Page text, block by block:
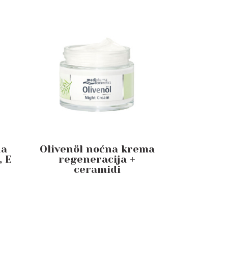
E
Olivenöl noćna krema
regeneracija +
ceramidi